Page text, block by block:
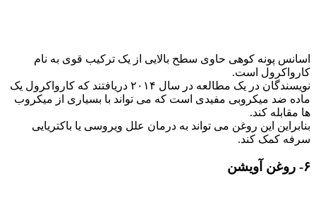
اسانس پونه کوهی حاوی سطح بالایی از یک ترکیب قوی به نام
کارواکرول است.
نویسندگان در یک مطالعه در سال ۲۰۱۴ دریافتند که کارواکرول یک
ماده ضد میکروبی مفیدی است که می تواند با بسیاری از میکروب
ها مقابله کند.
بنابراین این روغن می تواند به درمان علل ویروسی یا باکتریایی
سرفه کمک کند.
۶- روغن آویشن